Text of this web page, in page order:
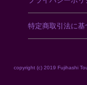
特定商取引法に基
copyright (c) 2019 Fujihashi